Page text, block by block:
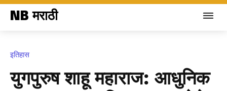
NB मराठी
इतिहास
युगपुरुष शाहू महाराज: आधुनिक